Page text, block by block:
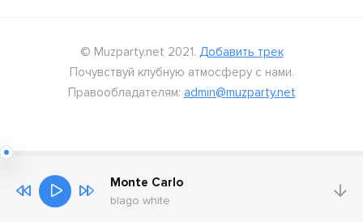
© Muzparty.net 2021. Добавить трек
Почувствуй клубную атмосферу с нами.
Правообладателям: admin@muzparty.net
Monte Carlo
blago white